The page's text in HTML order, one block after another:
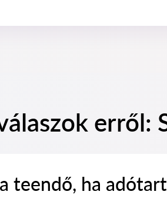
erről:
teendő, ha